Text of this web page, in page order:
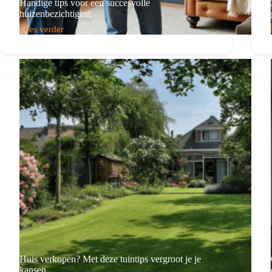
Handige tips voor een succesvolle
huizenbezichtiging
Lees verder
Handige
een
succesvolle
huizenbezichtiging
Huis verkopen? Met deze tuintips vergroot je je
kansen